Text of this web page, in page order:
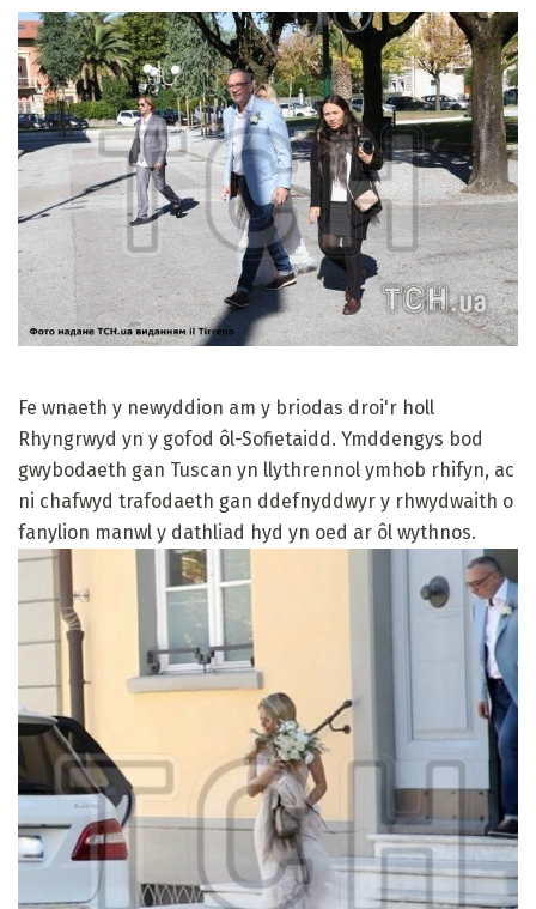
Fe wnaeth y newyddion am y briodas droi'r holl
Rhyngrwyd yn y gofod ôl-Sofietaidd. Ymddengys bod
gwybodaeth gan Tuscan yn llythrennol ymhob rhifyn, ac
ni chafwyd trafodaeth gan ddefnyddwyr y rhwydwaith o
fanylion manwl y dathliad hyd yn oed ar ôl wythnos.